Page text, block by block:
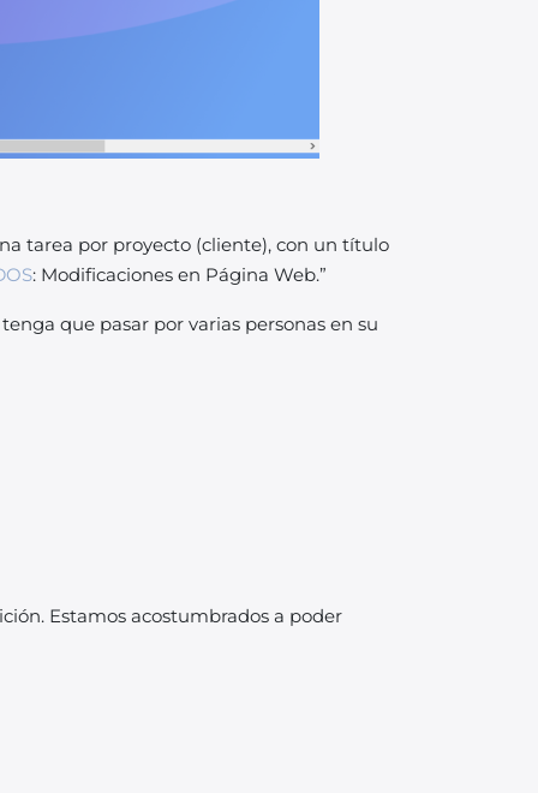
tarea por proyecto (cliente), con un título
: Modificaciones en Página Web.”
que pasar por varias personas en su
Estamos acostumbrados a poder